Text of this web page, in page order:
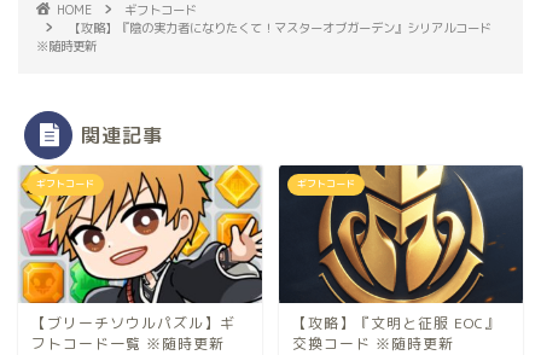
HOME
ギフトコード
【攻略】『陰の実力者になりたくて！マスターオブガーデン』シリアルコード
※随時更新
関連記事
ギフトコード
【ブリーチソウルパズル】ギ
フトコード一覧 ※随時更新
ギフトコード
【攻略】『文明と征服 EOC』
交換コード ※随時更新